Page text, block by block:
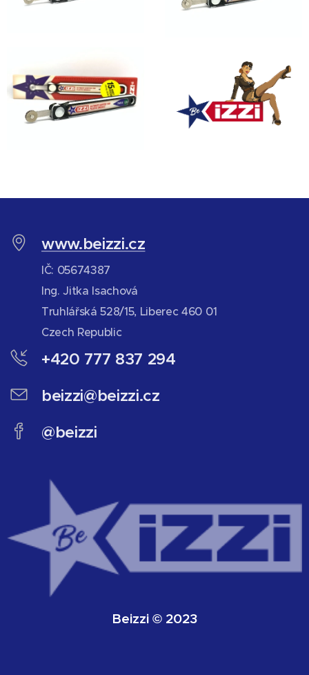
www.beizzi.cz
IČ: 05674387
Ing. Jitka Isachová
Truhlářská 528/15, Liberec 460 01
Czech Republic
+420 777 837 294
beizzi@beizzi.cz
@beizzi
Beizzi © 2023